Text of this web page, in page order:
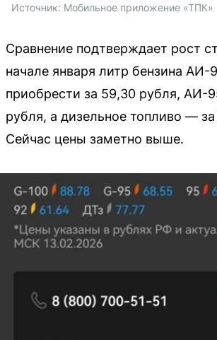
Источник: Мобильное приложение «ТПК»
Сравнение подтверждает рост
начале января литр бензина
приобрести за 59,30 рубля, АИ-
рубля, а дизельное топливо —
Сейчас цены заметно выше.